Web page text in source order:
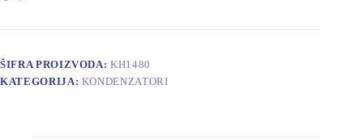
ŠIFRA PROIZVODA:KH1480
KATEGORIJA: KONDENZATORI